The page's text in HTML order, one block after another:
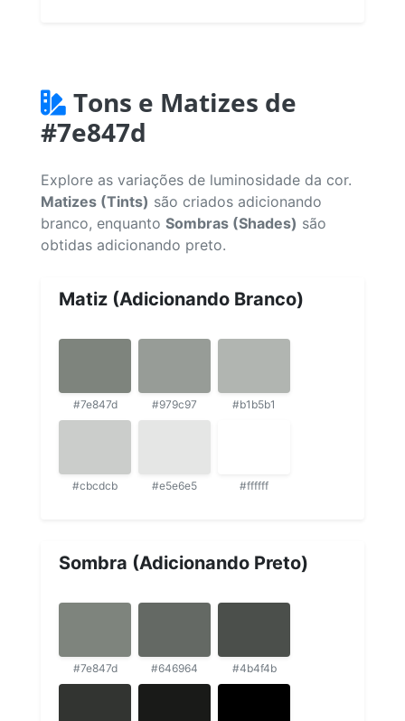
Tons e Matizes de
#7e847d
Explore as variações de luminosidade da cor.
Matizes (Tints) são criados adicionando
branco, enquanto Sombras (Shades) são
obtidas adicionando preto.
Matiz (Adicionando Branco)
#7e847d #979c97 #b1b5b1
#cbcdcb #e5e6e5 #ffffff
Sombra (Adicionando Preto)
#7e847d #646964 #4b4f4b